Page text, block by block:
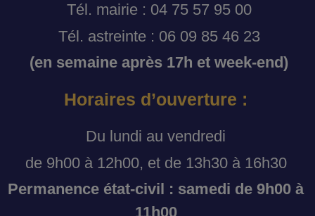
Tél. mairie : 04 75 57 95 00
Tél. astreinte : 06 09 85 46 23
(en semaine après 17h et week-end)
Horaires d’ouverture :
Du lundi au vendredi
de 9h00 à 12h00, et de 13h30 à 16h30
Permanence état-civil : samedi de 9h00 à
11h00